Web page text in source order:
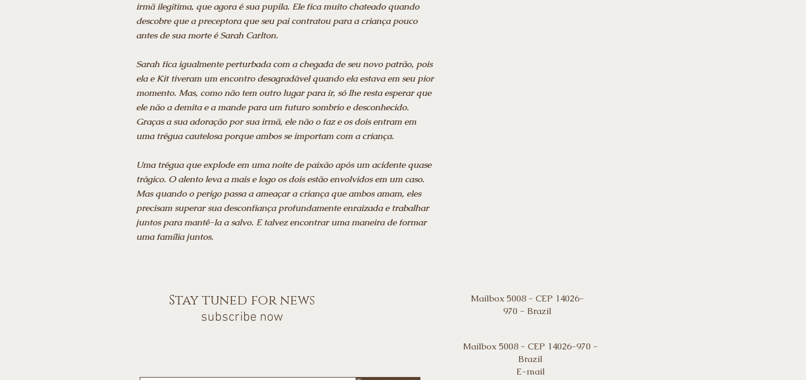
irmã ilegítima, que agora é sua pupila. Ele fica muito chateado quando
descobre que a preceptora que seu pai contratou para a criança pouco
antes de sua morte é Sarah Carlton.
Sarah fica igualmente perturbada com a chegada de seu novo patrão, pois
ela e Kit tiveram um encontro desagradável quando ela estava em seu pior
momento. Mas, como não tem outro lugar para ir, só lhe resta esperar que
ele não a demita e a mande para um futuro sombrio e desconhecido.
Graças a sua adoração por sua irmã, ele não o faz e os dois entram em
uma trégua cautelosa porque ambos se importam com a criança.
Uma trégua que explode em uma noite de paixão após um acidente quase
trágico. O alento leva a mais e logo os dois estão envolvidos em um caso.
Mas quando o perigo passa a ameaçar a criança que ambos amam, eles
precisam superar sua desconfiança profundamente enraizada e trabalhar
juntos para mantê-la a salvo. E talvez encontrar uma maneira de formar
uma família juntos.
Stay tuned for news
subscribe now
Mailbox 5008 - CEP 14026-
970 - Brazil
Mailbox 5008 - CEP 14026-970 -
Brazil
E-mail